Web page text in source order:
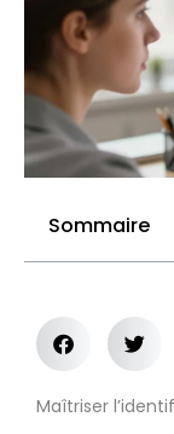
Sommaire
Maîtriser